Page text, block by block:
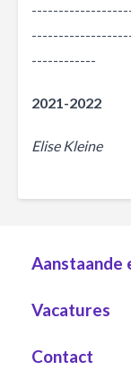
------------
2021-2022
Elise Kleine
Aanstaande
Vacatures
Contact